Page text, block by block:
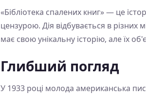
«Бібліотека спалених книг» — це
цензурою. Дія відбувається в різних
має свою унікальну історію, але їх
Глибший погляд
У 1933 році молода американська